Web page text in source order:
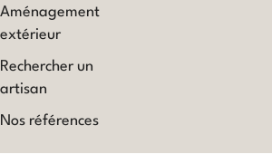
Aménagement
extérieur
Rechercher un
artisan
Nos références